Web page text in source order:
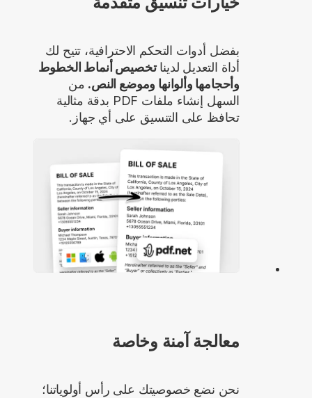
بفضل أدوات التحكم الاحترافية، تتيح لك
أداة التعديل لديناتخصيص أنماط الخطوط
وأحجامها وألوانها وموضع النص. من
السهل إنشاء ملفات PDF بدقة مثالية
تحافظ على التنسيق على أي جهاز.
معالجة آمنة وخاصة
نحن نضع خصوصيتك على رأس أولوياتنا؛